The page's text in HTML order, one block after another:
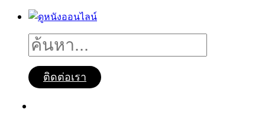
ติดต่อเรา